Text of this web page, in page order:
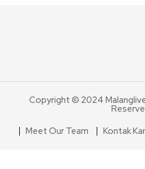
Copyright © 2024
Meet Our Team
Kontak